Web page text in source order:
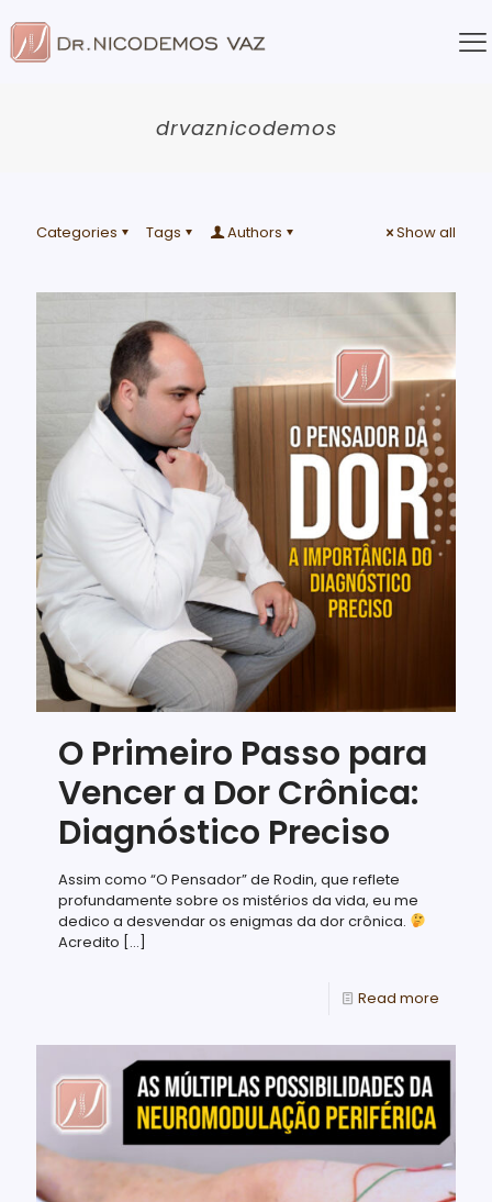
drvaznicodemos
Categories Tags Authors Show all
O Primeiro Passo para
Vencer a Dor Crônica:
Diagnóstico Preciso
Assim como “O Pensador” de Rodin, que reflete
profundamente sobre os mistérios da vida, eu me
dedico a desvendar os enigmas da dor crônica.
Acredito […]
Read more